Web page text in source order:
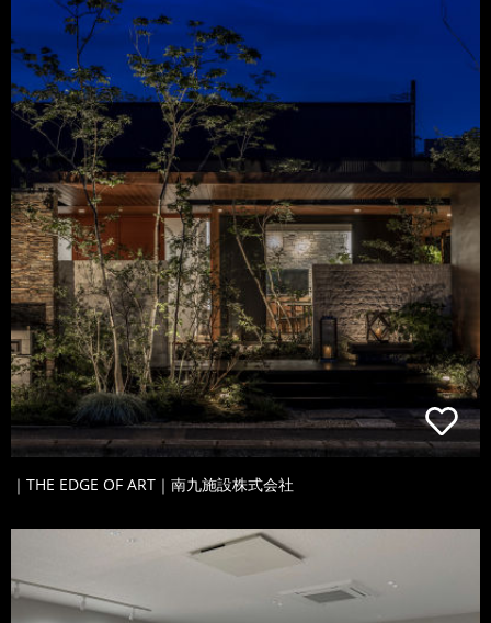
｜THE EDGE OF ART｜南九施設株式会社